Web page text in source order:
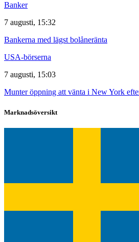
Banker
7 augusti, 15:32
Bankerna med lägst bolåneränta
USA-börserna
7 augusti, 15:03
Munter öppning att vänta i New York
Marknadsöversikt